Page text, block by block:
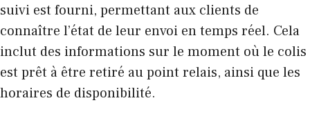
suivi est fourni, permettant aux clients de
connaître l’état de leur envoi en temps réel. Cela
inclut des informations sur le moment où le colis
est prêt à être retiré au point relais, ainsi que les
horaires de disponibilité.